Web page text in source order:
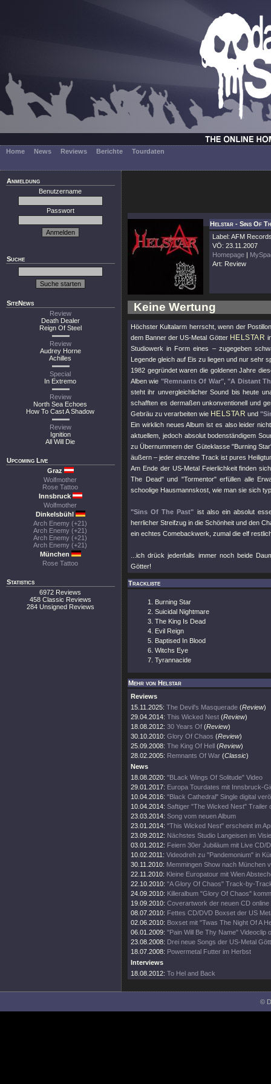
Home News Reviews Berichte Tourdaten
Anmeldung
Benutzername
Passwort
Suche
SiteNews
Review
Death Dealer
Reign Of Steel
Review
Audrey Horne
Achilles
Special
In Extremo
Review
North Sea Echoes
How To Cast A Shadow
Review
Ignition
All Will Die
Upcoming Live
Graz
Wolfmother
Rose Tattoo
Innsbruck
Wolfmother
Dinkelsbühl
Arch Enemy (+21)
Arch Enemy (+21)
Arch Enemy (+21)
Arch Enemy (+21)
München
Rose Tattoo
Statistics
6972 Reviews
458 Classic Reviews
284 Unsigned Reviews
Helstar - Sins Of
Label: AFM
VÖ: 23.11.2007
Homepage |
Art: Review
Keine Wertung
Höchster Kultalarm herrscht, wenn der
dem Banner der US-Metal Götter HELSTAR
Studiowerk in Form eines – zugegeben
Legende gleich auf Eis zu liegen und nur sehr
1982 gegründet waren die goldenen Jahre
Alben wie "Remnants Of War","A Distant
steht ihr unvergleichlicher Sound bis heute
schafften es dermaßen unkonventionell und
Gebräu zu verarbeiten wie HELSTAR und
Ein wirklich neues Album ist es also leider
aktuellem, jedoch absolut bodenständigem
zu Übernummern der Güteklasse "Burning
äußern – jeder einzelne Track ist pures
Am Ende der US-Metal Feierlichkeit finden
The Dead"und "Tormentor"erfüllen alle
schoolige Hausmannskost, wie man sie sich
"Sins Of The Past" ist also ein absolut
herrlicher Streifzug in die Schönheit und den
ein echtes Comebackwerk, zumal die elf
...ich drück jedenfalls immer noch beide
Götter!
Trackliste
Burning Star
Suicidal Nightmare
The King Is Dead
Evil Reign
Baptised In Blood
Witchs Eye
Tyrannacide
Mehr von Helstar
Reviews
15.11.2025: The Devil's Masquerade (Review)
29.04.2014: This Wicked Nest (Review)
18.08.2012: 30 Years Of (Review)
30.10.2010: Glory Of Chaos (Review)
25.09.2008: The King Of Hell (Review)
28.02.2005: Remnants Of War (Classic)
News
18.08.2020: "BLack Wings Of Solitude" Video
29.01.2017: Europa Tourdates mit Innsbruck-
10.04.2016: "Black Cathedral" Single digital
10.04.2014: Saftiger "The Wicked Nest" Trailer
23.03.2014: Song vom neuen Album
23.01.2014: "This Wicked Nest" erscheint im
23.09.2012: Nächstes Studio Langeisen im
03.01.2012: Feiern 30er Jubiläum mit Live CD/
10.02.2011: Videodreh zu "Pandemonium" in
30.11.2010: Memmingen Show nach München
22.11.2010: Kleine Europatour mit Wien
22.10.2010: "A Glory Of Chaos" Track-by-
24.09.2010: Killeralbum "Glory Of Chaos"
19.09.2010: Coverartwork der neuen CD online
08.07.2010: Fettes CD/DVD Boxset der US
02.06.2010: Boxset mit "Twas The Night Of A
06.01.2009: "Pain Will Be Thy Name" Videoclip
23.08.2008: Drei neue Songs der US-Metal
18.07.2008: Powermetal Futter im Herbst
Interviews
18.08.2012: To Hel and Back
©